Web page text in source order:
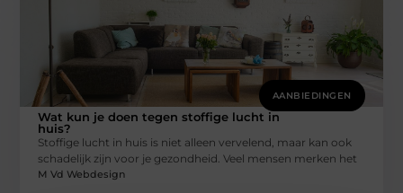
AANBIEDINGEN
Wat kun je doen tegen stoffige lucht in
huis?
Stoffige lucht in huis is niet alleen vervelend, maar kan ook
schadelijk zijn voor je gezondheid. Veel mensen merken het
M Vd Webdesign